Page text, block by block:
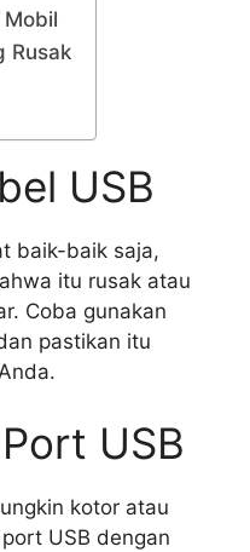
Rusak
USB
baik-baik saja,
itu rusak atau
Coba gunakan
pastikan itu
USB
kotor atau
USB dengan